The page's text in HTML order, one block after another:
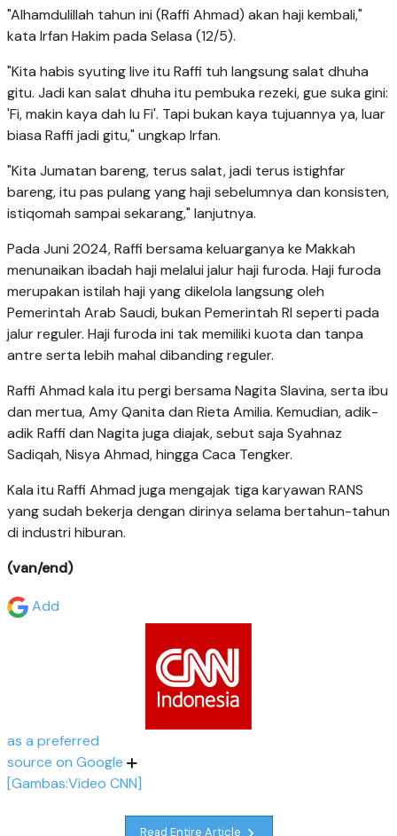
"Alhamdulillah tahun ini (Raffi Ahmad) akan haji kembali,"
kata Irfan Hakim pada Selasa (12/5).
"Kita habis syuting live itu Raffi tuh langsung salat dhuha
gitu. Jadi kan salat dhuha itu pembuka rezeki, gue suka gini:
'Fi, makin kaya dah lu Fi'. Tapi bukan kaya tujuannya ya, luar
biasa Raffi jadi gitu," ungkap Irfan.
"Kita Jumatan bareng, terus salat, jadi terus istighfar
bareng, itu pas pulang yang haji sebelumnya dan konsisten,
istiqomah sampai sekarang," lanjutnya.
Pada Juni 2024, Raffi bersama keluarganya ke Makkah
menunaikan ibadah haji melalui jalur haji furoda. Haji furoda
merupakan istilah haji yang dikelola langsung oleh
Pemerintah Arab Saudi, bukan Pemerintah RI seperti pada
jalur reguler. Haji furoda ini tak memiliki kuota dan tanpa
antre serta lebih mahal dibanding reguler.
Raffi Ahmad kala itu pergi bersama Nagita Slavina, serta ibu
dan mertua, Amy Qanita dan Rieta Amilia. Kemudian, adik-
adik Raffi dan Nagita juga diajak, sebut saja Syahnaz
Sadiqah, Nisya Ahmad, hingga Caca Tengker.
Kala itu Raffi Ahmad juga mengajak tiga karyawan RANS
yang sudah bekerja dengan dirinya selama bertahun-tahun
di industri hiburan.
(van/end)
Add
as a preferred
source on Google
[Gambas:Video CNN]
Read Entire Article